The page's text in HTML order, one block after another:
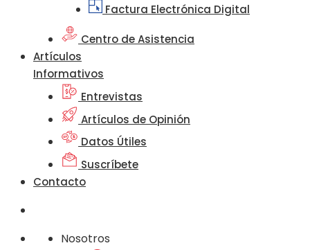
Factura Electrónica Digital
Centro de Asistencia
Artículos
Informativos
Entrevistas
Artículos de Opinión
Datos Útiles
Suscríbete
Contacto
Nosotros